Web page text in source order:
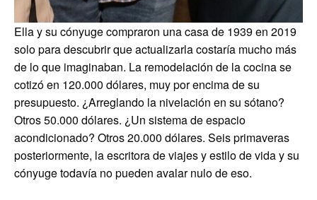
Ella y su cónyuge compraron una casa de 1939 en 2019
solo para descubrir que actualizarla costaría mucho más
de lo que imaginaban. La remodelación de la cocina se
cotizó en 120.000 dólares, muy por encima de su
presupuesto. ¿Arreglando la nivelación en su sótano?
Otros 50.000 dólares. ¿Un sistema de espacio
acondicionado? Otros 20.000 dólares. Seis primaveras
posteriormente, la escritora de viajes y estilo de vida y su
cónyuge todavía no pueden avalar nulo de eso.